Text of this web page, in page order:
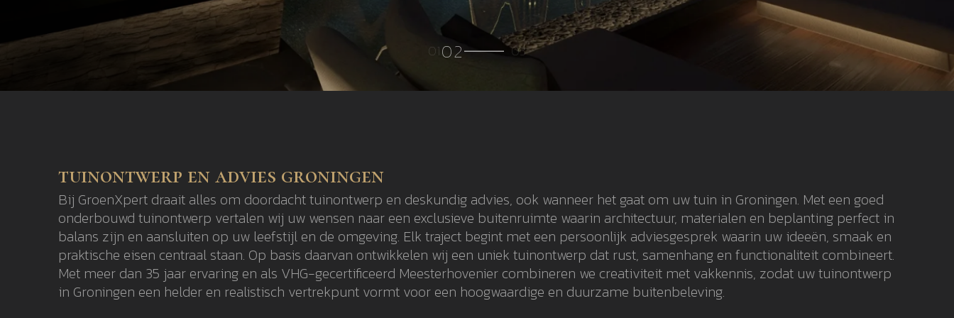
tuinontwerp en advies groningen
Bij GroenXpert draait alles om doordacht tuinontwerp en deskundig advies, ook wanneer het gaat om uw tuin in Groningen. Met een goed
onderbouwd tuinontwerp vertalen wij uw wensen naar een exclusieve buitenruimte waarin architectuur, materialen en beplanting perfect in
balans zijn en aansluiten op uw leefstijl en de omgeving. Elk traject begint met een persoonlijk adviesgesprek waarin uw ideeën, smaak en
praktische eisen centraal staan. Op basis daarvan ontwikkelen wij een uniek tuinontwerp dat rust, samenhang en functionaliteit combineert.
Met meer dan 35 jaar ervaring en als VHG-gecertificeerd Meesterhovenier combineren we creativiteit met vakkennis, zodat uw tuinontwerp
in Groningen een helder en realistisch vertrekpunt vormt voor een hoogwaardige en duurzame buitenbeleving.